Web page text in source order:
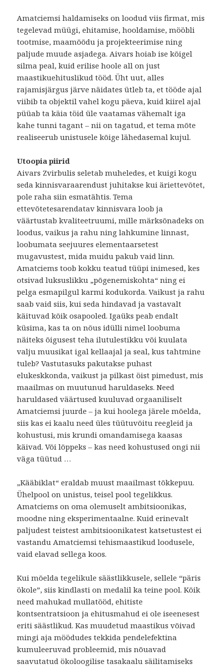
Amatciemsi haldamiseks on loodud viis firmat, mis
tegelevad müügi, ehitamise, hooldamise, mööbli
tootmise, maamõõdu ja projekteerimise ning
paljude muude asjadega. Aivars hoiab ise kõigel
silma peal, kuid erilise hoole all on just
maastikuehituslikud tööd. Üht uut, alles
rajamisjärgus järve näidates ütleb ta, et tööde ajal
viibib ta objektil vahel kogu päeva, kuid kiirel ajal
püüab ta käia töid üle vaatamas vähemalt iga
kahe tunni tagant – nii on tagatud, et tema mõte
realiseerub unistusele kõige lähedasemal kujul.
Utoopia piirid
Aivars Zvirbulis seletab muheledes, et kuigi kogu
seda kinnisvaraarendust juhitakse kui äriettevõtet,
pole raha siin esmatähtis. Tema
ettevõtetesarendatav kinnisvara loob ja
väärtustab kvaliteetruumi, mille märksõnadeks on
loodus, vaikus ja rahu ning lahkumine linnast,
loobumata seejuures elementaarsetest
mugavustest, mida muidu pakub vaid linn.
Amatciems toob kokku teatud tüüpi inimesed, kes
otsivad luksuslikku „põgenemiskohta“ ning ei
pelga esmapilgul karmi kodukorda. Vaikust ja rahu
saab vaid siis, kui seda hindavad ja vastavalt
käituvad kõik osapooled. Igaüks peab endalt
küsima, kas ta on nõus idülli nimel loobuma
näiteks õigusest teha ilutulestikku või kuulata
valju muusikat igal kellaajal ja seal, kus tahtmine
tuleb? Vastutasuks pakutakse puhast
elukeskkonda, vaikust ja pilkast öist pimedust, mis
maailmas on muutunud haruldaseks. Need
haruldased väärtused kuuluvad orgaaniliselt
Amatciemsi juurde – ja kui hoolega järele mõelda,
siis kas ei kaalu need üles tüütuvõitu reegleid ja
kohustusi, mis krundi omandamisega kaasas
käivad. Või lõppeks – kas need kohustused ongi nii
väga tüütud …
„Kääbiklat“ eraldab muust maailmast tõkkepuu.
Ühelpool on unistus, teisel pool tegelikkus.
Amatciems on oma olemuselt ambitsioonikas,
moodne ning eksperimentaalne. Kuid erinevalt
paljudest teistest ambitsioonikatest katsetustest ei
vastandu Amatciemsi tehismaastikud loodusele,
vaid elavad sellega koos.
Kui mõelda tegelikule säästlikkusele, sellele “päris
ökole”, siis kindlasti on medalil ka teine pool. Kõik
need mahukad mullatööd, ehitiste
kontsentratsioon ja ehitusmahud ei ole iseenesest
eriti säästlikud. Kas muudetud maastikus võivad
mingi aja möödudes tekkida pendelefektina
kumuleeruvad probleemid, mis nõuavad
saavutatud ökoloogilise tasakaalu säilitamiseks